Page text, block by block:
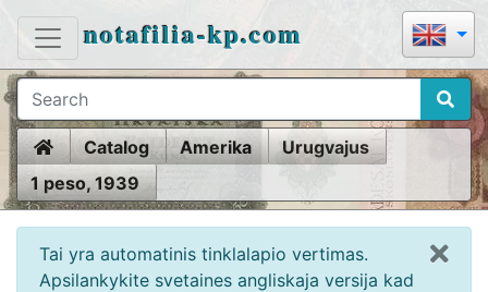
notafilia-kp.com
HomeCatalog Amerika
Urugvajus
1 peso, 1939
Tai yra automatinis tinklalapio vertimas.
Apsilankykite svetaines angliskaja versija kad